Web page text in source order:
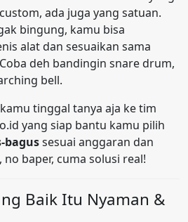
ada juga yang satuan.
bingung, kamu bisa
alat dan sesuaikan sama
deh bandingin snare drum,
bell.
tinggal tanya aja ke tim
yang siap bantu kamu pilih
bagussesuai anggaran dan
baper, cuma solusi real!
Baik Itu Nyaman &